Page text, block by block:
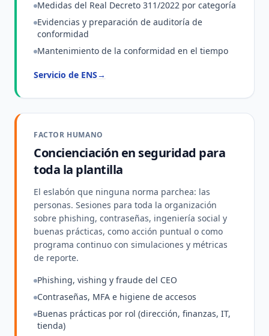
Medidas del Real Decreto 311/2022 por categoría
Evidencias y preparación de auditoría de
conformidad
Mantenimiento de la conformidad en el tiempo
Servicio de ENS→
FACTOR HUMANO
Concienciación en seguridad para
toda la plantilla
El eslabón que ninguna norma parchea: las
personas. Sesiones para toda la organización
sobre phishing, contraseñas, ingeniería social y
buenas prácticas, como acción puntual o como
programa continuo con simulaciones y métricas
de reporte.
Phishing, vishing y fraude del CEO
Contraseñas, MFA e higiene de accesos
Buenas prácticas por rol (dirección, finanzas, IT,
tienda)